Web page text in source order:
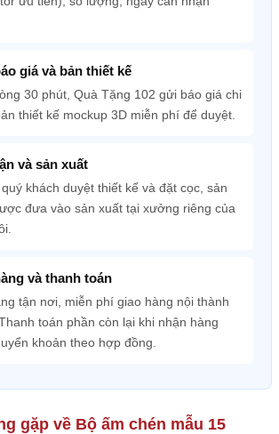
giá và bản thiết kế
30 phút, Quà Tặng 102 gửi báo giá chi
thiết kế mockup 3D miễn phí để duyệt.
và sản xuất
khách duyệt thiết kế và đặt cọc, sản
đưa vào sản xuất tại xưởng riêng của
và thanh toán
tận nơi, miễn phí giao hàng nội thành
toán phần còn lại khi nhận hàng
khoản theo hợp đồng.
gặp về Bộ ấm chén mẫu 15